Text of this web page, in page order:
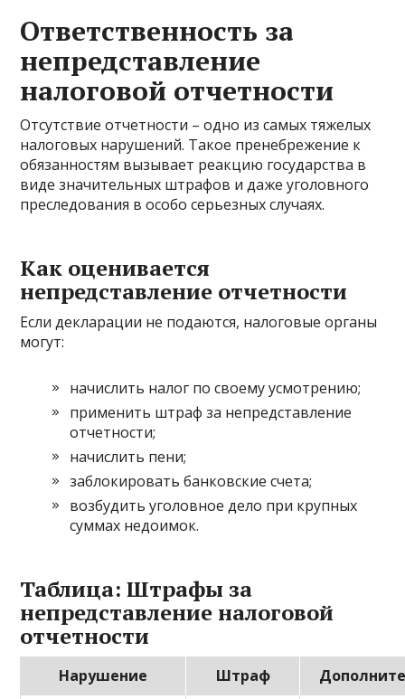
Ответственность за
непредставление
налоговой отчетности
Отсутствие отчетности – одно из самых тяжелых
налоговых нарушений. Такое пренебрежение к
обязанностям вызывает реакцию государства в
виде значительных штрафов и даже уголовного
преследования в особо серьезных случаях.
Как оценивается
непредставление отчетности
Если декларации не подаются, налоговые органы
могут:
начислить налог по своему усмотрению;
применить штраф за непредставление
отчетности;
начислить пени;
заблокировать банковские счета;
возбудить уголовное дело при крупных
суммах недоимок.
Таблица: Штрафы за
непредставление налоговой
отчетности
Нарушение Штраф